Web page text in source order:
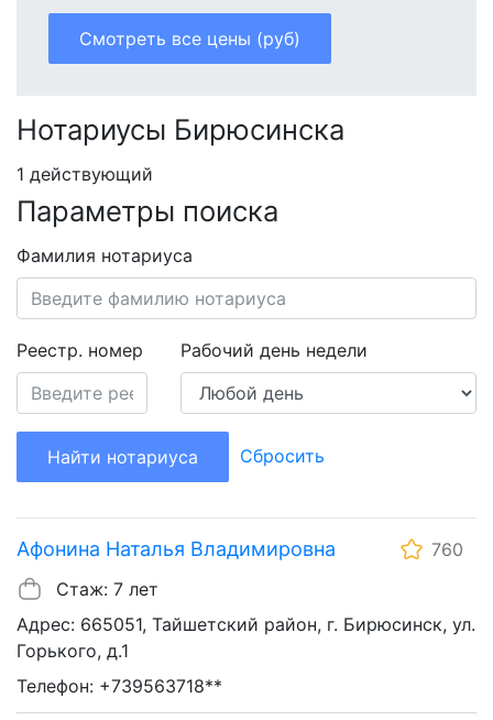
Смотреть все цены (руб)
Нотариусы Бирюсинска
1 действующий
Параметры поиска
Фамилия нотариуса
Реестр. номер Рабочий день недели
Найти нотариуса Сбросить
Афонина Наталья Владимировна
760
Стаж: 7 лет
Адрес: 665051, Тайшетский район, г. Бирюсинск, ул.
Горького, д.1
Телефон: +739563718**